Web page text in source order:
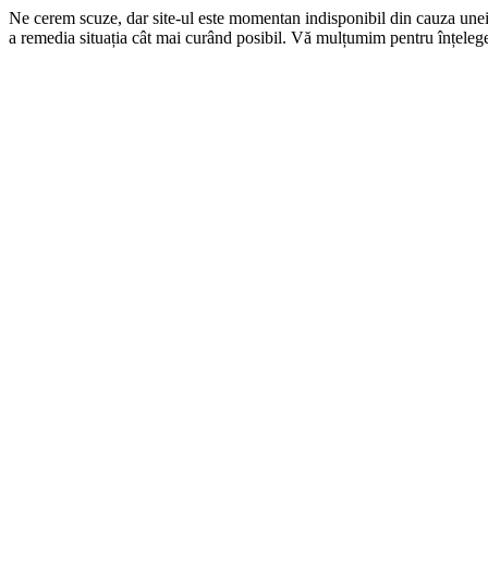
Ne cerem scuze, dar site-ul este momentan indisponibil din cauza
a remedia situația cât mai curând posibil. Vă mulțumim pentru